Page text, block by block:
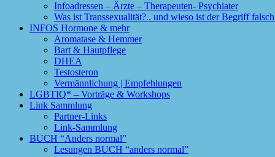
Infoadressen – Ärzte – Therapeuten- Psychiater
Was ist Transsexualität?.. und wieso ist der Begriff
INFOS Hormone & mehr
Aromatase & Hemmer
Bart & Hautpflege
DHEA
Testosteron
Vermännlichung | Empfehlungen
LGBTIQ* – Vorträge & Workshops
Link Sammlung
Partner-Links
Link-Sammlung
BUCH “Anders normal”
Lesungen BUCH “anders normal”